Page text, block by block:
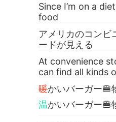
Since I’m on a
food
アメリカのコンビ
ードが見える
At convenience
can find all kinds
暖かいバーガー🍔
温かいバーガー🍔